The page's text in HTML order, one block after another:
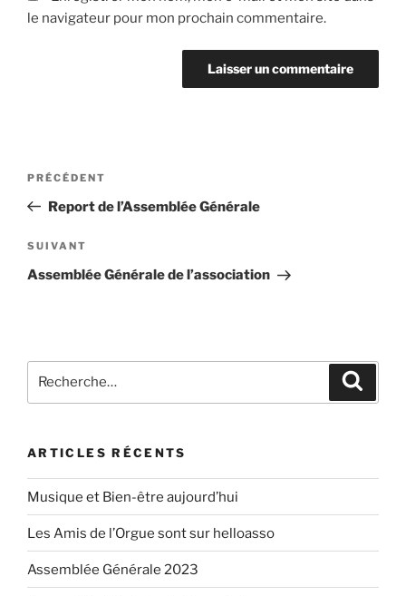
le navigateur pour mon prochain commentaire.
Navigation
l’article
Article
précédent
PRÉCÉDENT
Report de l’Assemblée Générale
Article
suivant
SUIVANT
Assemblée Générale de l’association
pour
ARTICLES RÉCENTS
Musique et Bien-être aujourd’hui
Les Amis de l’Orgue sont sur helloasso
Assemblée Générale 2023